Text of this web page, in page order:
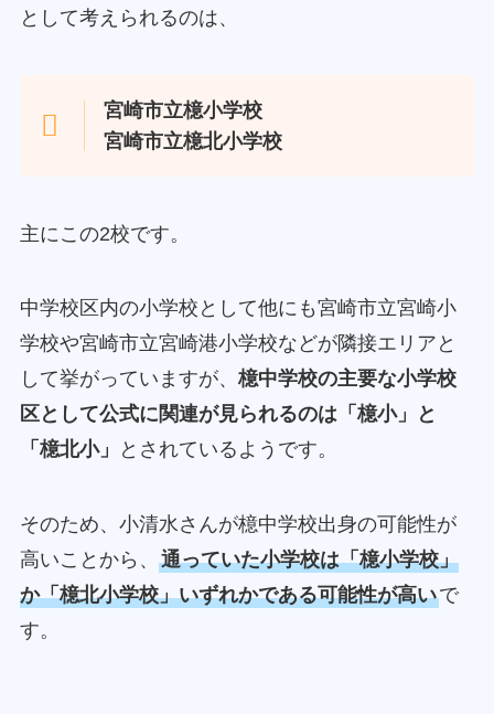
として考えられるのは、
宮崎市立檍小学校
宮崎市立檍北小学校
主にこの2校です。
中学校区内の小学校として他にも宮崎市立宮崎小
学校や宮崎市立宮崎港小学校などが隣接エリアと
して挙がっていますが、 檍中学校の主要な小学校
区として公式に関連が見られるのは「檍小」と
「檍北小」
とされているようです。
そのため、小清水さんが檍中学校出身の可能性が
高いことから、 通っていた小学校は「檍小学校」
か「檍北小学校」いずれかである可能性が高いで
す。